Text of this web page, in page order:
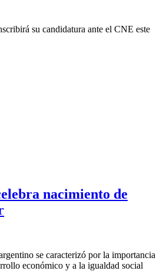
su candidatura ante el CNE este
nacimiento de
se caracterizó por la importancia
económico y a la igualdad social